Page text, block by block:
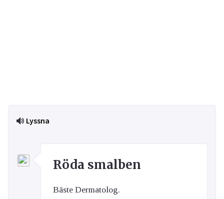
Lyssna
Röda smalben
Bäste Dermatolog.